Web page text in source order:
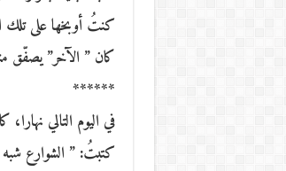
كنتُ أوبخها على تلك
كان ” الآخر” يصفّق
******
في اليوم التالي
كتبتُ: ” الشوارع شبه